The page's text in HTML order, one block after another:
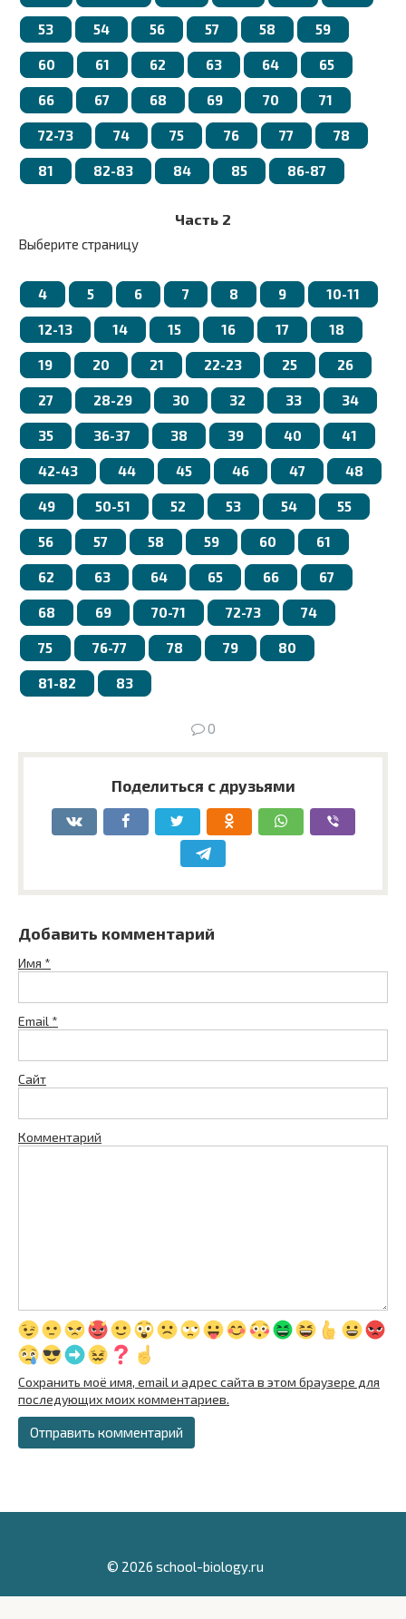
53 54 56 57 58 59
60 61 62 63 64 65
66 67 68 69 70 71
72-73 74 75 76 77 78
81 82-83 84 85 86-87
Часть 2
Выберите страницу
4 5 6 7 8 9 10-11
12-13 14 15 16 17 18
19 20 21 22-23 25 26
27 28-29 30 32 33 34
35 36-37 38 39 40 41
42-43 44 45 46 47 48
49 50-51 52 53 54 55
56 57 58 59 60 61
62 63 64 65 66 67
68 69 70-71 72-73 74
75 76-77 78 79 80
81-82 83
0
Поделиться с друзьями
Добавить комментарий
Имя *
Email *
Сайт
Комментарий
Сохранить моё имя, email и адрес сайта в этом браузере для
последующих моих комментариев.
© 2026 school-biology.ru